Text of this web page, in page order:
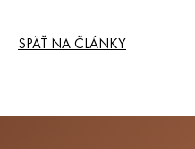
SPÄŤ NA ČLÁNKY